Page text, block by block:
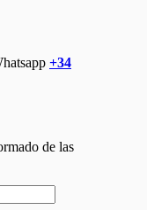
+34
de las